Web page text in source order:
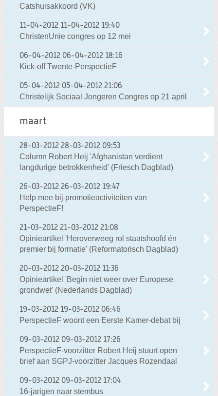
Catshuisakkoord (VK)
11-04-2012 11-04-2012 19:40
ChristenUnie congres op 12 mei
06-04-2012 06-04-2012 18:16
Kick-off Twente-PerspectieF
05-04-2012 05-04-2012 21:06
Christelijk Sociaal Jongeren Congres op 21 april
maart
28-03-2012 28-03-2012 09:53
Column Robert Heij 'Afghanistan verdient
langdurige betrokkenheid' (Friesch Dagblad)
26-03-2012 26-03-2012 19:47
Help mee bij promotieactiviteiten van
PerspectieF!
21-03-2012 21-03-2012 21:08
Opinieartikel 'Heroverweeg rol staatshoofd én
premier bij formatie' (Reformatorisch Dagblad)
20-03-2012 20-03-2012 11:36
Opinieartikel 'Begin niet weer over Europese
grondwet' (Nederlands Dagblad)
19-03-2012 19-03-2012 06:46
PerspectieF woont een Eerste Kamer-debat bij
09-03-2012 09-03-2012 17:26
PerspectieF-voorzitter Robert Heij stuurt open
brief aan SGPJ-voorzitter Jacques Rozendaal
09-03-2012 09-03-2012 17:04
16-jarigen naar stembus